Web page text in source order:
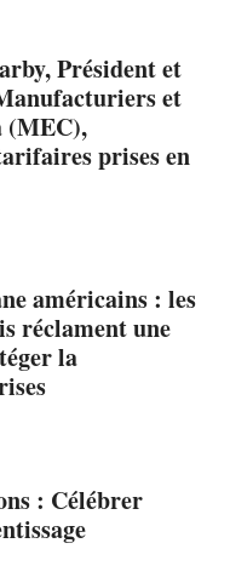
Président et
et
(MEC),
prises en
américains : les
réclament une
la
: Célébrer